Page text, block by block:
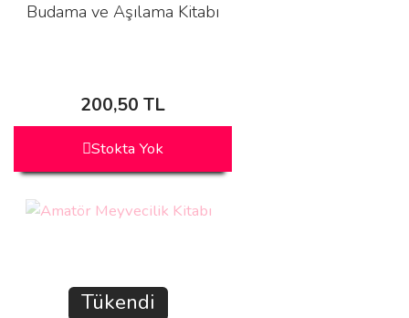
Budama ve Aşılama Kitabı
200,50 TL
Stokta Yok
Tükendi